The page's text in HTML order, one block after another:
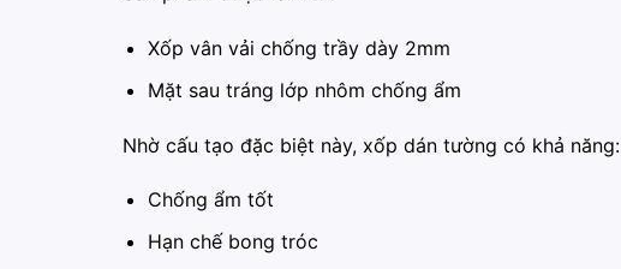
Xốp vân vải chống trầy dày 2mm
Mặt sau tráng lớp nhôm chống ẩm
Nhờ cấu tạo đặc biệt này, xốp dán tường có khả năng:
Chống ẩm tốt
Hạn chế bong tróc